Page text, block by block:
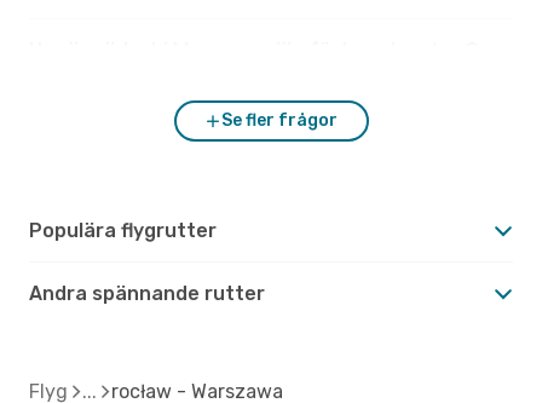
Se fler frågor
Populära flygrutter
Andra spännande rutter
Flyg rocław - Warszawa